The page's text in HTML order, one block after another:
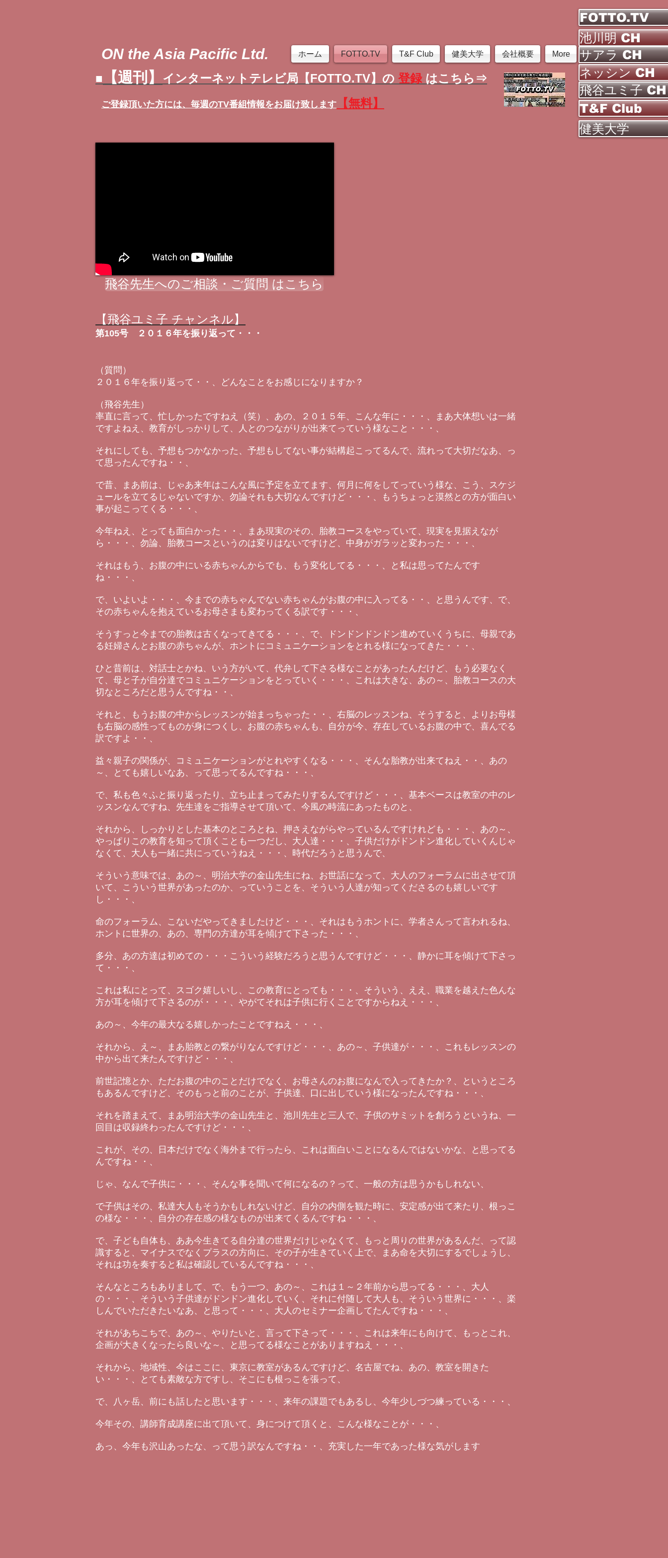
FOTTO.TV
池川明 CH
ON the Asia Pacific Ltd. ホーム FOTTO.TV T&F Club 健美大学 会社概要 More
■ 【週刊】 インターネットテレビ局【FOTTO.TV】の 登録 はこちら⇒
ご登録頂いた方には、 毎週のTV番組情報をお届け致します 【無料】
サアラ CH
ネッシン CH
飛谷ユミ子 CH
T&F Club
健美大学
【飛谷ユミ子 チャンネル】
第105号 ２０１６年を振り返って・・・
飛谷先生へのご相談・ご質問 はこちら
（質問）
２０１６年を振り返って・・、どんなことをお感じになりますか？
（飛谷先生）
率直に言って、忙しかったですねえ（笑）、あの、２０１５年、こんな年に・・・、まあ大体想いは一緒
ですよねえ、教育がしっかりして、人とのつながりが出来てっていう様なこと・・・、
それにしても、予想もつかなかった、予想もしてない事が結構起こってるんで、流れって大切だなあ、っ
て思ったんですね・・、
で昔、まあ前は、じゃあ来年はこんな風に予定を立てます、何月に何をしてっていう様な、こう、スケジ
ュールを立てるじゃないですか、勿論それも大切なんですけど・・・、もうちょっと漠然との方が面白い
事が起こってくる・・・、
今年ねえ、とっても面白かった・・、まあ現実のその、胎教コースをやっていて、現実を見据えなが
ら・・・、勿論、胎教コースというのは変りはないですけど、中身がガラッと変わった・・・、
それはもう、お腹の中にいる赤ちゃんからでも、もう変化してる・・・、と私は思ってたんです
ね・・・、
で、いよいよ・・・、今までの赤ちゃんでない赤ちゃんがお腹の中に入ってる・・、と思うんです、で、
その赤ちゃんを抱えているお母さまも変わってくる訳です・・・、
そうすっと今までの胎教は古くなってきてる・・・、で、ドンドンドンドン進めていくうちに、母親であ
る妊婦さんとお腹の赤ちゃんが、ホントにコミュニケーションをとれる様になってきた・・・、
ひと昔前は、対話士とかね、いう方がいて、代弁して下さる様なことがあったんだけど、もう必要なく
て、母と子が自分達でコミュニケーションをとっていく・・・、これは大きな、あの～、胎教コースの大
切なところだと思うんですね・・、
それと、もうお腹の中からレッスンが始まっちゃった・・、右脳のレッスンね、そうすると、よりお母様
も右脳の感性ってものが身につくし、お腹の赤ちゃんも、自分が今、存在しているお腹の中で、喜んでる
訳ですよ・・、
益々親子の関係が、コミュニケーションがとれやすくなる・・・、そんな胎教が出来てねえ・・、あの
～、とても嬉しいなあ、って思ってるんですね・・・、
で、私も色々ふと振り返ったり、立ち止まってみたりするんですけど・・・、基本ベースは教室の中のレ
ッスンなんですね、先生達をご指導させて頂いて、今風の時流にあったものと、
それから、しっかりとした基本のところとね、押さえながらやっているんですけれども・・・、あの～、
やっぱりこの教育を知って頂くことも一つだし、大人達・・・、子供だけがドンドン進化していくんじゃ
なくて、大人も一緒に共にっていうねえ・・・、時代だろうと思うんで、
そういう意味では、あの～、明治大学の金山先生にね、お世話になって、大人のフォーラムに出させて頂
いて、こういう世界があったのか、っていうことを、そういう人達が知ってくださるのも嬉しいです
し・・・、
命のフォーラム、こないだやってきましたけど・・・、それはもうホントに、学者さんって言われるね、
ホントに世界の、あの、専門の方達が耳を傾けて下さった・・・、
多分、あの方達は初めての・・・こういう経験だろうと思うんですけど・・・、静かに耳を傾けて下さっ
て・・・、
これは私にとって、スゴク嬉しいし、この教育にとっても・・・、そういう、ええ、職業を越えた色んな
方が耳を傾けて下さるのが・・・、やがてそれは子供に行くことですからねえ・・・、
あの～、今年の最大なる嬉しかったことですねえ・・・、
それから、え～、まあ胎教との繋がりなんですけど・・・、あの～、子供達が・・・、これもレッスンの
中から出て来たんですけど・・・、
前世記憶とか、ただお腹の中のことだけでなく、お母さんのお腹になんで入ってきたか？、というところ
もあるんですけど、そのもっと前のことが、子供達、口に出していう様になったんですね・・・、
それを踏まえて、まあ明治大学の金山先生と、池川先生と三人で、子供のサミットを創ろうというね、一
回目は収録終わったんですけど・・・、
これが、その、日本だけでなく海外まで行ったら、これは面白いことになるんではないかな、と思ってる
んですね・・、
じゃ、なんで子供に・・・、そんな事を聞いて何になるの？って、一般の方は思うかもしれない、
で子供はその、私達大人もそうかもしれないけど、自分の内側を観た時に、安定感が出て来たり、根っこ
の様な・・・、自分の存在感の様なものが出来てくるんですね・・・、
で、子ども自体も、ああ今生きてる自分達の世界だけじゃなくて、もっと周りの世界があるんだ、って認
識すると、マイナスでなくプラスの方向に、その子が生きていく上で、まあ命を大切にするでしょうし、
それは功を奏すると私は確認しているんですね・・・、
そんなところもありまして、で、もう一つ、あの～、これは１～２年前から思ってる・・・、大人
の・・・、そういう子供達がドンドン進化していく、それに付随して大人も、そういう世界に・・・、楽
しんでいただきたいなあ、と思って・・・、大人のセミナー企画してたんですね・・・、
それがあちこちで、あの～、やりたいと、言って下さって・・・、これは来年にも向けて、もっとこれ、
企画が大きくなったら良いな～、と思ってる様なことがありますねえ・・・、
それから、地域性、今はここに、東京に教室があるんですけど、名古屋でね、あの、教室を開きた
い・・・、とても素敵な方ですし、そこにも根っこを張って、
で、八ヶ岳、前にも話したと思います・・・、来年の課題でもあるし、今年少しづつ練っている・・・、
今年その、講師育成講座に出て頂いて、身につけて頂くと、こんな様なことが・・・、
あっ、今年も沢山あったな、って思う訳なんですね・・、充実した一年であった様な気がします